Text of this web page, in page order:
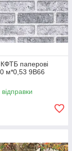
паперові
м*0,53 9В66